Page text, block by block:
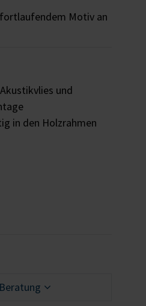
Motiv an
und
in den Holzrahmen
Beratung